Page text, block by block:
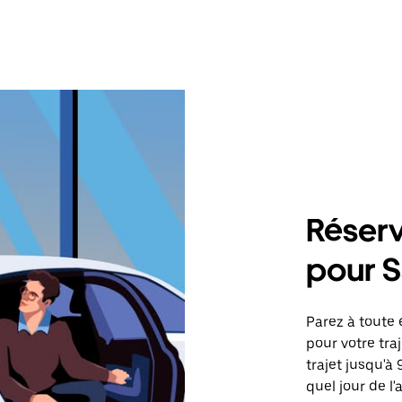
pour
Parez à toute
pour votre
trajet jusqu'à
quel jour de